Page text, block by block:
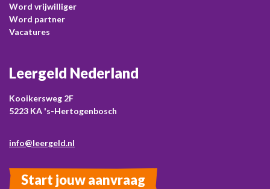
Word vrijwilliger
Word partner
Vacatures
Leergeld Nederland
Kooikersweg 2F
5223 KA 's-Hertogenbosch
info@leergeld.nl
Start jouw aanvraag